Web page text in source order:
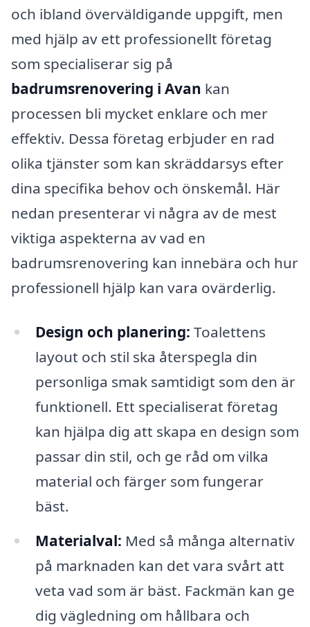
och ibland överväldigande uppgift, men
med hjälp av ett professionellt företag
som specialiserar sig på
badrumsrenovering i Avan kan
processen bli mycket enklare och mer
effektiv. Dessa företag erbjuder en rad
olika tjänster som kan skräddarsys efter
dina specifika behov och önskemål. Här
nedan presenterar vi några av de mest
viktiga aspekterna av vad en
badrumsrenovering kan innebära och hur
professionell hjälp kan vara ovärderlig.
Design och planering: Toalettens
layout och stil ska återspegla din
personliga smak samtidigt som den är
funktionell. Ett specialiserat företag
kan hjälpa dig att skapa en design som
passar din stil, och ge råd om vilka
material och färger som fungerar
bäst.
Materialval: Med så många alternativ
på marknaden kan det vara svårt att
veta vad som är bäst. Fackmän kan ge
dig vägledning om hållbara och